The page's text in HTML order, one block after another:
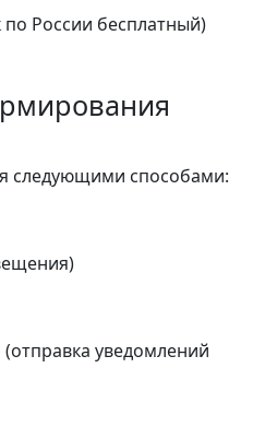
по России бесплатный)
следующими способами:
(отправка уведомлений